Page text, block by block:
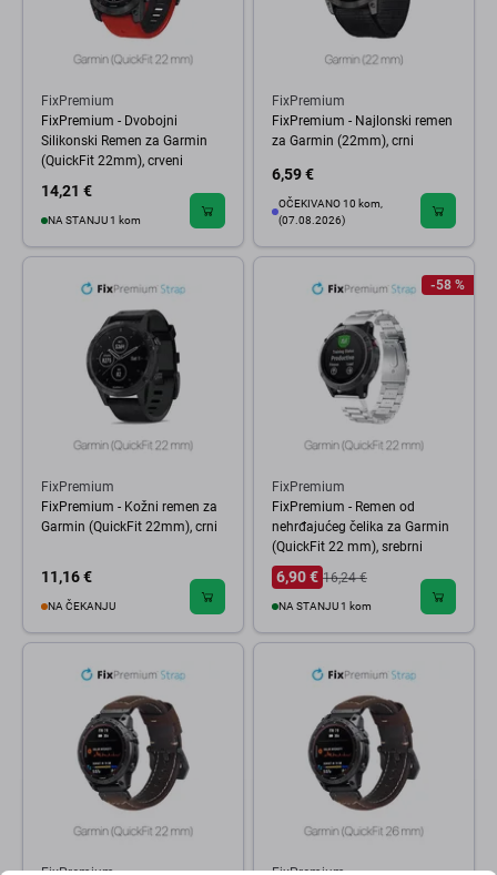
FixPremium
FixPremium - Dvobojni
Silikonski Remen za Garmin
(QuickFit 22mm), crveni
14,21 €
NA STANJU 1 kom
FixPremium
FixPremium - Najlonski remen
za Garmin (22mm), crni
6,59 €
OČEKIVANO 10 kom,
(07.08.2026)
FixPremium
FixPremium - Kožni remen za
Garmin (QuickFit 22mm), crni
11,16 €
NA ČEKANJU
-58 %
FixPremium
FixPremium - Remen od
nehrđajućeg čelika za Garmin
(QuickFit 22 mm), srebrni
6,90 € 16,24 €
NA STANJU 1 kom